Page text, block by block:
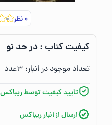
۰نظر
کیفیت کتاب :‌در حد نو
تعداد موجود در انبار:‌ ۳عدد
تایید کیفیت توسط ریباکس
ارسال از انبار ریباکس